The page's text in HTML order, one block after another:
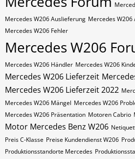
Mercedes W206 Auslieferung Mercedes W206
Mercedes W206 Fehler
Mercedes W206
Mercedes W206 Händler Mercedes W206
Mercedes W206 Lieferzeit
Mercedes W206 Lieferzeit 2022
Mercedes W206 Mängel Mercedes W206
Mercedes W206 Präsentation Motoren Cabrio
Motor Mercedes Benz W206
Preis C-Klasse Preise Kundendienst W206
Produktionsstandorte Mercedes